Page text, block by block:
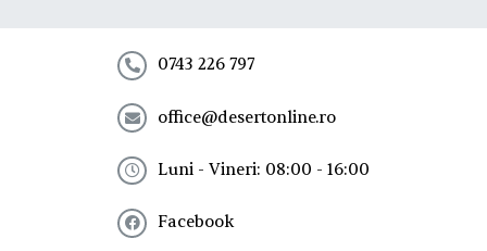
0743 226 797
office@desertonline.ro
Luni - Vineri: 08:00 - 16:00
Facebook